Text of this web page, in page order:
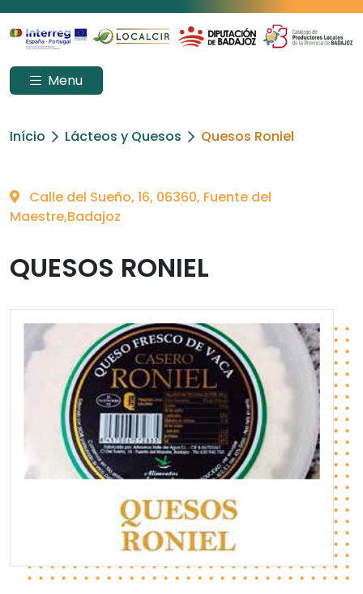
Menu
Início Lácteos y Quesos Quesos Roniel
Calle del Sueño, 16, 06360, Fuente del
Maestre,Badajoz
QUESOS RONIEL